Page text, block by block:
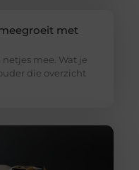
met
mee. Wat je
die overzicht